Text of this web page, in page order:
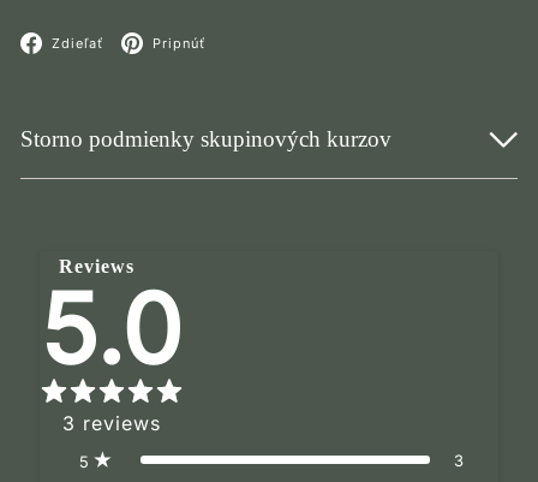
Zdieľať Facebook
Pripnúť
Storno podmienky skupinových kurzov
Reviews
5.0
3 reviews
5 3